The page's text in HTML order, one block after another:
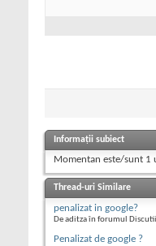
Informații subiect
Momentan este/sunt 1
Thread-uri Similare
penalizat in google?
De aditza în forumul
Penalizat de google ?